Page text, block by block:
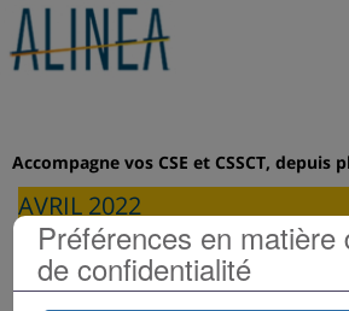
Préférences en matière
de confidentialité
Accompagne vos CSE et CSSCT, depuis
AVRIL 2022